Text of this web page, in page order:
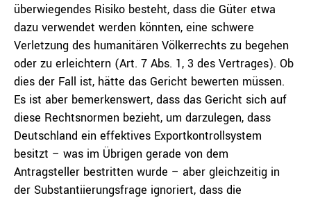
überwiegendes Risiko besteht, dass die Güter etwa
dazu verwendet werden könnten, eine schwere
Verletzung des humanitären Völkerrechts zu begehen
oder zu erleichtern (Art. 7 Abs. 1, 3 des Vertrages). Ob
dies der Fall ist, hätte das Gericht bewerten müssen.
Es ist aber bemerkenswert, dass das Gericht sich auf
diese Rechtsnormen bezieht, um darzulegen, dass
Deutschland ein effektives Exportkontrollsystem
besitzt – was im Übrigen gerade von dem
Antragsteller bestritten wurde – aber gleichzeitig in
der Substantiierungsfrage ignoriert, dass die